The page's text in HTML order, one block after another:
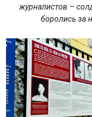
журналистов –
боролись за